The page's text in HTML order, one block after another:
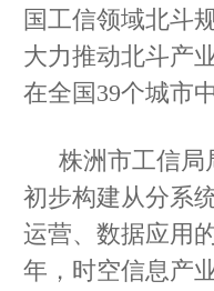
国工信领域北斗
大力推动北斗产
在全国39个城市
株洲市工信局
初步构建从分系
运营、数据应用
年，时空信息产